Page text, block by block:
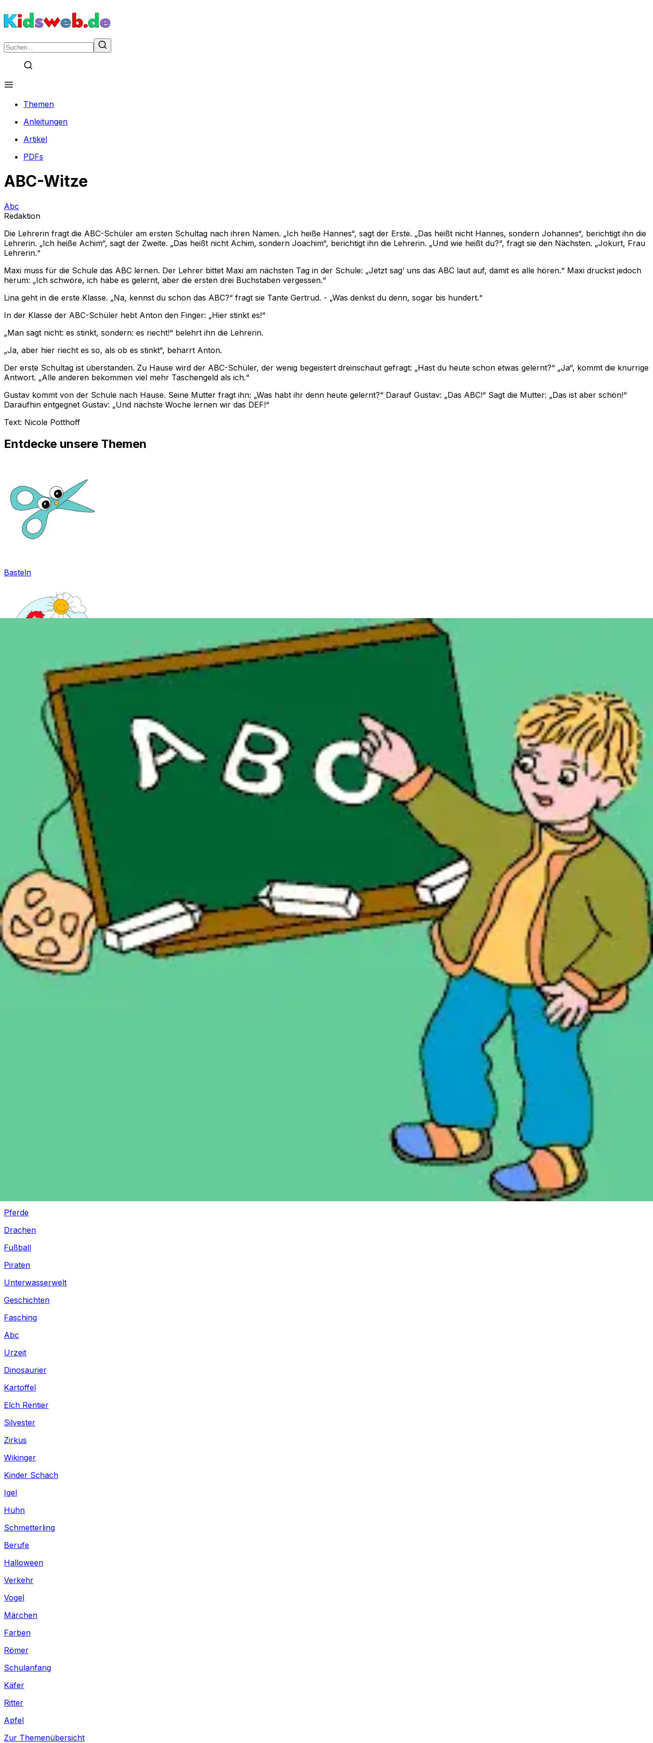
Themen
Anleitungen
Artikel
PDFs
ABC-Witze
Abc
Redaktion
Die Lehrerin fragt die ABC-Schüler am ersten Schultag nach ihren Namen. „Ich heiße Hannes“, sagt der Erste. „Das heißt nicht Hannes, sondern Johannes“, berichtigt ihn die
Lehrerin. „Ich heiße Achim“, sagt der Zweite. „Das heißt nicht Achim, sondern Joachim“, berichtigt ihn die Lehrerin. „Und wie heißt du?“, fragt sie den Nächsten. „Jokurt, Frau
Lehrerin.“
Maxi muss für die Schule das ABC lernen. Der Lehrer bittet Maxi am nächsten Tag in der Schule: „Jetzt sag’ uns das ABC laut auf, damit es alle hören.“ Maxi druckst jedoch
herum: „Ich schwöre, ich habe es gelernt, aber die ersten drei Buchstaben vergessen.“
Lina geht in die erste Klasse. „Na, kennst du schon das ABC?“ fragt sie Tante Gertrud. - „Was denkst du denn, sogar bis hundert.“
In der Klasse der ABC-Schüler hebt Anton den Finger: „Hier stinkt es!“
„Man sagt nicht: es stinkt, sondern: es riecht!“ belehrt ihn die Lehrerin.
„Ja, aber hier riecht es so, als ob es stinkt“, beharrt Anton.
Der erste Schultag ist überstanden. Zu Hause wird der ABC-Schüler, der wenig begeistert dreinschaut gefragt: „Hast du heute schon etwas gelernt?“ „Ja“, kommt die knurrige
Antwort. „Alle anderen bekommen viel mehr Taschengeld als ich.“
Gustav kommt von der Schule nach Hause. Seine Mutter fragt ihn: „Was habt ihr denn heute gelernt?“ Darauf Gustav: „Das ABC!“ Sagt die Mutter: „Das ist aber schön!“
Daraufhin entgegnet Gustav: „Und nächste Woche lernen wir das DEF!“
Text: Nicole Potthoff
Entdecke unsere Themen
Basteln
Mandala für Kinder
Fasching
Pferde
Drachen
Fußball
Piraten
Unterwasserwelt
Geschichten
Fasching
Abc
Urzeit
Dinosaurier
Kartoffel
Elch Rentier
Silvester
Zirkus
Wikinger
Kinder Schach
Igel
Huhn
Schmetterling
Berufe
Halloween
Verkehr
Vogel
Märchen
Farben
Römer
Schulanfang
Käfer
Ritter
Apfel
Zur Themenübersicht